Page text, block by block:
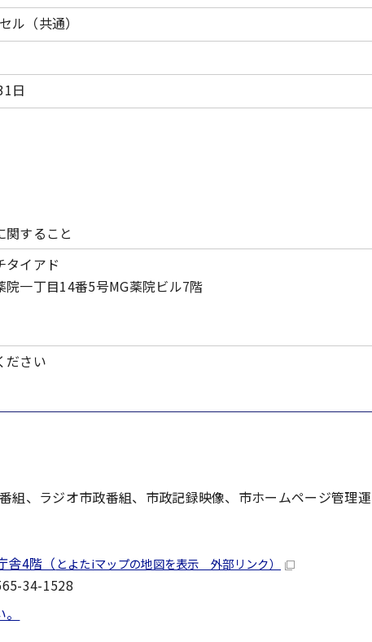
（共通）
日
すること
タイアド
一丁目14番5号MG薬院ビル7階
ださい
組、ラジオ市政番組、市政記録映像、市ホームページ管理
舎4階（ とよたiマップの地図を表示 外部リンク）
34-1528